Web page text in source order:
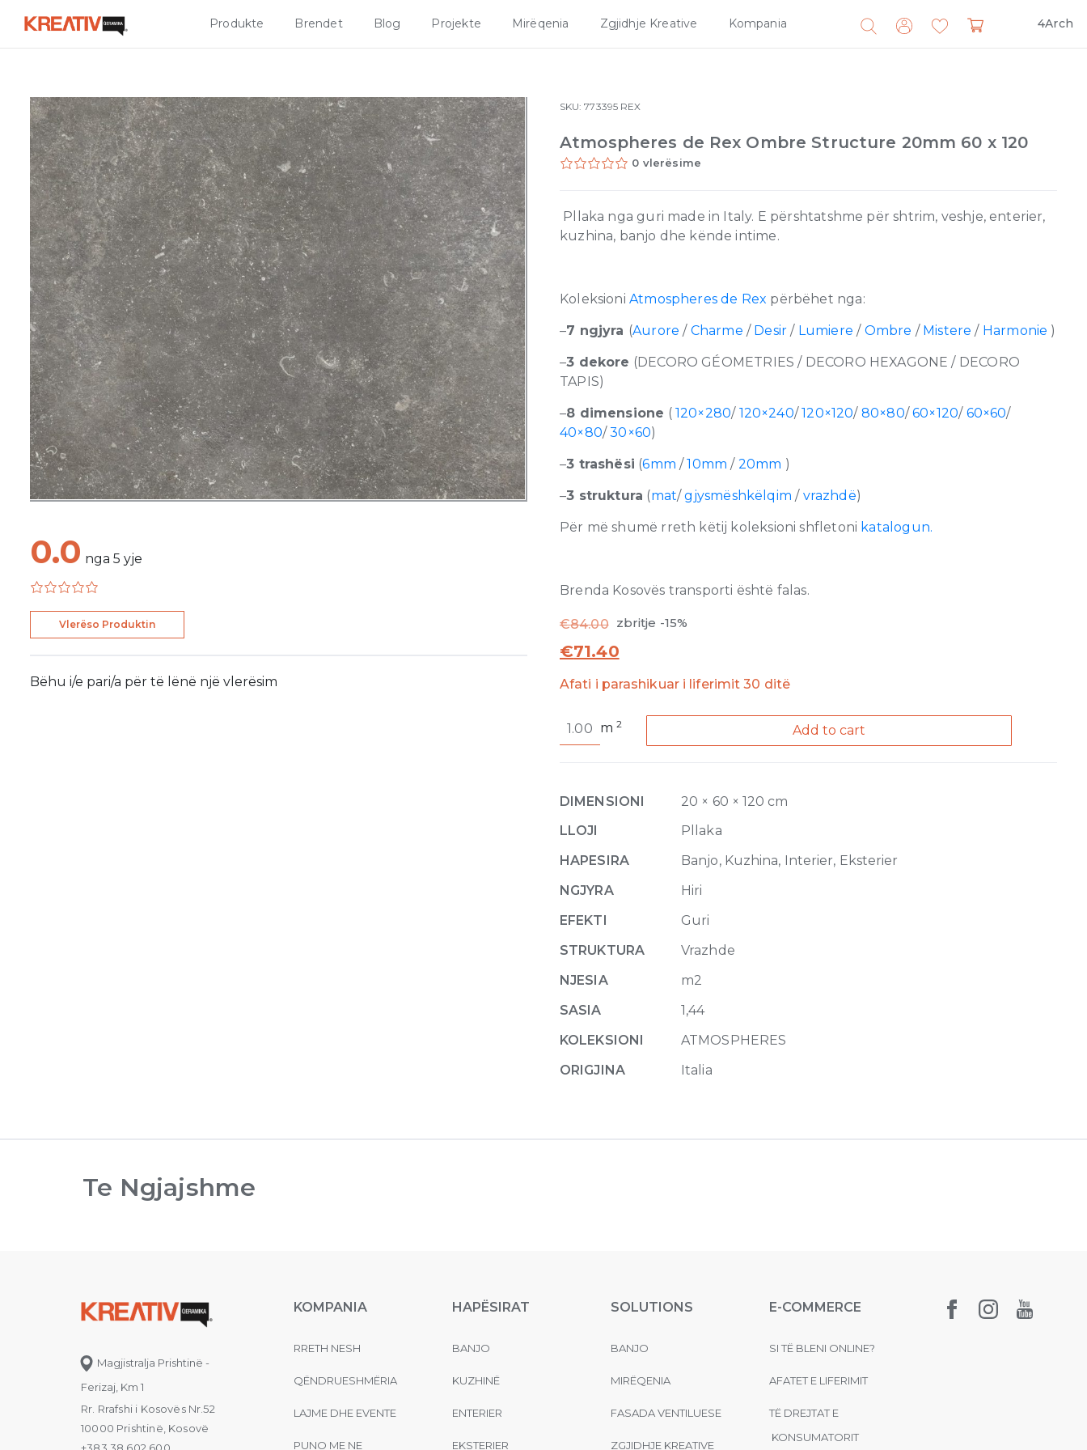
Produkte Brendet Blog Projekte Mirëqenia Zgjidhje Kreative Kompania 4Arch
Search
for:
0.0 nga 5 yje
Vlerëso Produktin
Bëhu i/e pari/a për të lënë një vlerësim
SKU:773395 REX
Atmospheres de Rex Ombre Structure 20mm 60 x 120
0 vlerësime
Pllaka nga guri made in Italy. E përshtatshme për shtrim, veshje, enterier,
kuzhina, banjo dhe kënde intime.
Koleksioni Atmospheres de Rex përbëhet nga:
–7 ngjyra (Aurore / Charme / Desir / Lumiere / Ombre / Mistere / Harmonie )
–3 dekore (DECORO GÉOMETRIES / DECORO HEXAGONE / DECORO
TAPIS)
–8 dimensione ( 120×280/ 120×240/120×120/ 80×80/60×120/ 60×60/
40×80/30×60)
–3 trashësi (6mm/10mm / 20mm )
–3 struktura (mat/gjysmëshkëlqim/ vrazhdë)
Për më shumë rreth këtij koleksioni shfletoni katalogun.
Brenda Kosovës transporti është falas.
€84.00 zbritje -15%
€71.40
Afati i parashikuar i liferimit 30 ditë
de
20mm
60
120
quantity
m2 Add to cart
DIMENSIONI
20 × 60 × 120 cm
LLOJI
Pllaka
HAPESIRA
Banjo, Kuzhina, Interier, Eksterier
NGJYRA
Hiri
EFEKTI
Guri
STRUKTURA
Vrazhde
NJESIA
m2
SASIA
1,44
KOLEKSIONI
ATMOSPHERES
ORIGJINA
Italia
Te Ngjajshme
Magjistralja Prishtinë -
Ferizaj, Km 1
Rr. Rrafshi i Kosovës Nr.52
10000 Prishtinë, Kosovë
KOMPANIA
RRETH NESH
QËNDRUESHMËRIA
LAJME DHE EVENTE
PUNO ME NE
HAPËSIRAT
BANJO
KUZHINË
ENTERIER
EKSTERIER
SOLUTIONS
BANJO
MIRËQENIA
FASADA VENTILUESE
ZGJIDHJE KREATIVE
E-COMMERCE
SI TË BLENI ONLINE?
AFATET E LIFERIMIT
TË DREJTAT E
KONSUMATORIT